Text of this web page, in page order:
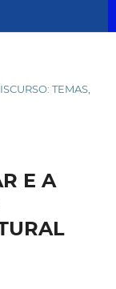
TEMAS,
E A